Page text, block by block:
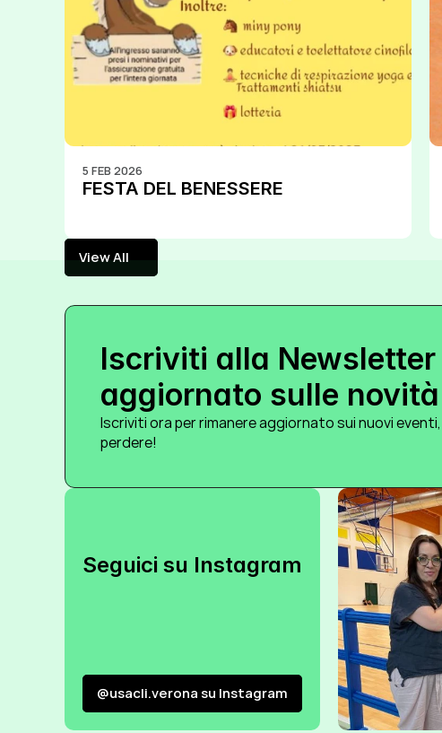
5 FEB 2026
FESTA DEL BENESSERE
View All
View All
Iscriviti alla Newsletter
aggiornato sulle
Iscriviti ora per rimanere aggiornato sui nuovi
perdere!
Seguici su Instagram
@usacli.verona su Instagram
@usacli.verona su Instagram